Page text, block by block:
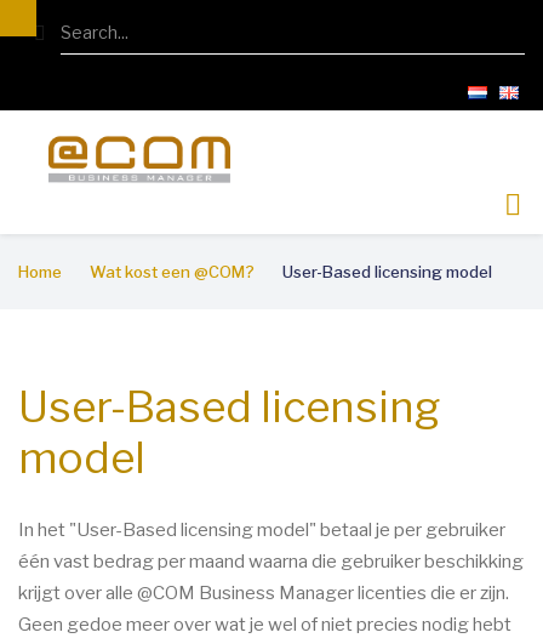
de
inhoud
Search
Home Wat kost een @COM? User-Based licensing model
User-Based licensing
model
In het "User-Based licensing model" betaal je per gebruiker
één vast bedrag per maand waarna die gebruiker beschikking
krijgt over alle @COM Business Manager licenties die er zijn.
Geen gedoe meer over wat je wel of niet precies nodig hebt